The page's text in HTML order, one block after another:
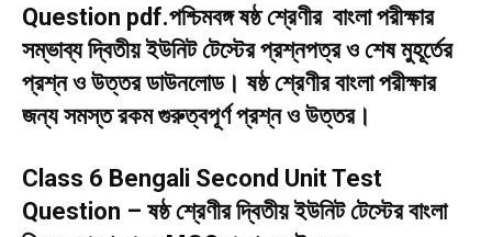
Question pdf.পশ্চিমবঙ্গ ষষ্ঠ শ্রেণীর বাংলা পরীক্ষার
সম্ভাব্য দ্বিতীয় ইউনিট টেস্টের প্রশ্নপত্র ও শেষ মুহূর্তের
প্রশ্ন ও উত্তর ডাউনলোড। ষষ্ঠ শ্রেণীর বাংলা পরীক্ষার
জন্য সমস্ত রকম গুরুত্বপূর্ণ প্রশ্ন ও উত্তর।
Class 6 Bengali Second Unit Test
Question – ষষ্ঠ শ্রেণীর দ্বিতীয় ইউনিট টেস্টের বাংলা